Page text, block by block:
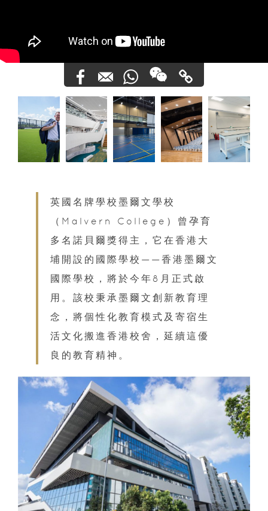
英國名牌學校墨爾文學校
（Malvern College）曾孕育
多名諾貝爾獎得主，它在香港大
埔開設的國際學校——香港墨爾文
國際學校，將於今年8月正式啟
用。該校秉承墨爾文創新教育理
念，將個性化教育模式及寄宿生
活文化搬進香港校舍，延續這優
良的教育精神。